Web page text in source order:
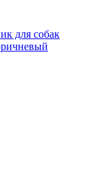
для собак